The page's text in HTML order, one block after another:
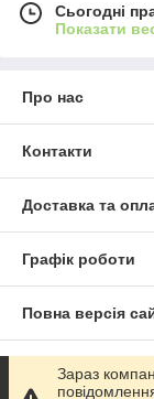
Сьогодні
Показати
Про нас
Контакти
Доставка та
Графік роботи
Повна версія
Сайт створено
Зараз